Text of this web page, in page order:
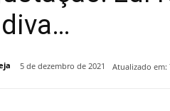
5 de dezembro de 2021 Atualizado em: